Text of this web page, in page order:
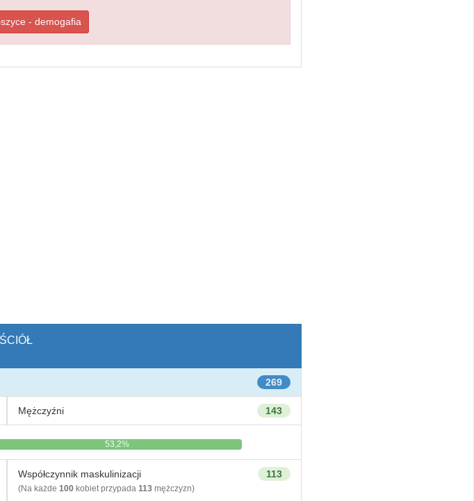
- demogafia
269
143
Mężczyźni
53,2%
113
Współczynnik maskulinizacji
(Na każde 100kobiet przypada 113mężczyzn)